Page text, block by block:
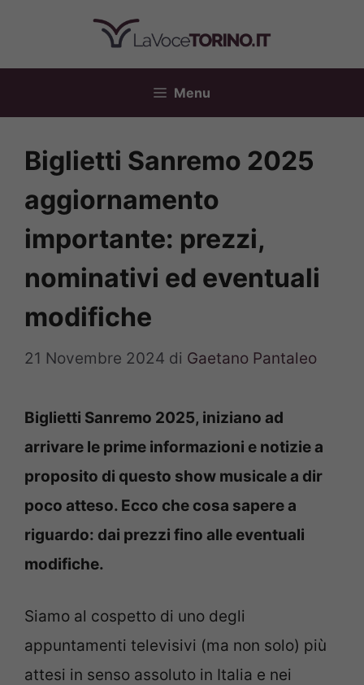
contenuto
Menu
Biglietti Sanremo 2025
aggiornamento
importante: prezzi,
nominativi ed eventuali
modifiche
21 Novembre 2024 di Gaetano Pantaleo
Biglietti Sanremo 2025, iniziano ad
arrivare le prime informazioni e notizie a
proposito di questo show musicale a dir
poco atteso. Ecco che cosa sapere a
riguardo: dai prezzi fino alle eventuali
modifiche.
Siamo al cospetto di uno degli
appuntamenti televisivi (ma non solo) più
attesi in senso assoluto in Italia e nei